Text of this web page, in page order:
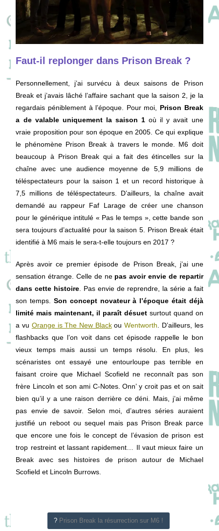
Faut-il replonger dans Prison Break ?
Personnellement, j’ai survécu à deux saisons de Prison
Break et j’avais lâché l’affaire sachant que la saison 2, je la
regardais péniblement à l’époque. Pour moi, Prison Break
a de valable uniquement la saison 1 où il y avait une
vraie proposition pour son époque en 2005. Ce qui explique
le phénomène Prison Break à travers le monde. M6 doit
beaucoup à Prison Break qui a fait des étincelles sur la
chaîne avec une audience moyenne de 5,9 millions de
téléspectateurs pour la saison 1 et un record historique à
7,5 millions de téléspectateurs. D’ailleurs, la chaîne avait
demandé au rappeur Faf Larage de créer une chanson
pour le générique intitulé « Pas le temps », cette bande son
sera toujours d’actualité pour la saison 5. Prison Break était
identifié à M6 mais le sera-t-elle toujours en 2017 ?
Après avoir ce premier épisode de Prison Break, j’ai une
sensation étrange. Celle de ne pas avoir envie de repartir
dans cette histoire . Pas envie de reprendre, la série a fait
son temps. Son concept novateur à l’époque était déjà
limité mais maintenant, il paraît désuetsurtout quand on
a vu Orange is The New BlackouWentworth . D’ailleurs, les
flashbacks que l’on voit dans cet épisode rappelle le bon
vieux temps mais aussi un temps résolu. En plus, les
scénaristes ont essayé une entourloupe pas terrible en
faisant croire que Michael Scofield ne reconnaît pas son
frère Lincoln et son ami C-Notes. Onn’ y croit pas et on sait
bien qu’il y a une raison derrière ce déni. Mais, j’ai même
pas envie de savoir. Selon moi, d’autres séries auraient
justifié un reboot ou sequel mais pas Prison Break parce
que encore une fois le concept de l’évasion de prison est
trop restreint et lassant rapidement… Il vaut mieux faire un
Break avec ses histoires de prison autour de Michael
Scofield et Lincoln Burrows.
? Prison Break la résurrection sur M6 !